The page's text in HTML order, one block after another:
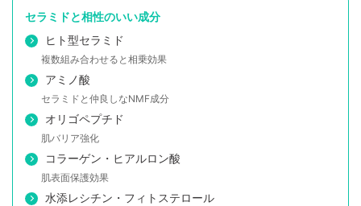
セラミドと相性のいい成分
ヒト型セラミド
複数組み合わせると相乗効果
アミノ酸
セラミドと仲良しなNMF成分
オリゴペプチド
肌バリア強化
コラーゲン・ヒアルロン酸
肌表面保護効果
水添レシチン・フィトステロール